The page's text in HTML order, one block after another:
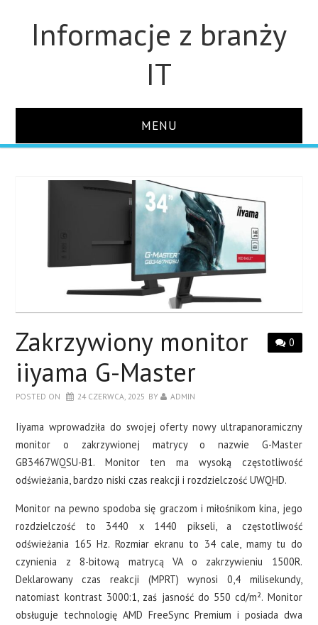
Informacje z branży
IT
MENU
SERWERY
O NAS
KONTAKT
0
Zakrzywiony monitor
iiyama G-Master
POSTED ON 24 CZERWCA, 2025 BY ADMIN
Iiyama wprowadziła do swojej oferty nowy ultrapanoramiczny
monitor o zakrzywionej matrycy o nazwie G-Master
GB3467WQSU-B1. Monitor ten ma wysoką częstotliwość
odświeżania, bardzo niski czas reakcji i rozdzielczość UWQHD.
Monitor na pewno spodoba się graczom i miłośnikom kina, jego
rozdzielczość to 3440 x 1440 pikseli, a częstotliwość
odświeżania 165 Hz. Rozmiar ekranu to 34 cale, mamy tu do
czynienia z 8-bitową matrycą VA o zakrzywieniu 1500R.
Deklarowany czas reakcji (MPRT) wynosi 0,4 milisekundy,
natomiast kontrast 3000:1, zaś jasność do 550 cd/m². Monitor
obsługuje technologię AMD FreeSync Premium i posiada dwa